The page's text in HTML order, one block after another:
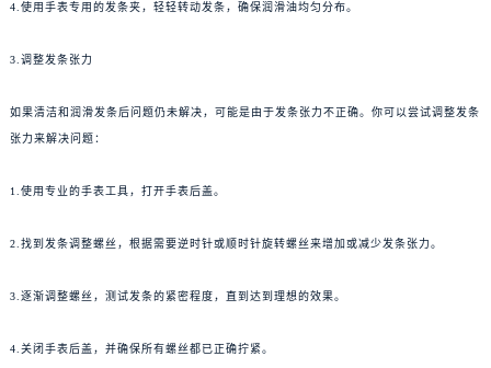
4.使用手表专用的发条夹，轻轻转动发条，确保润滑油均匀分布。
3.调整发条张力
如果清洁和润滑发条后问题仍未解决，可能是由于发条张力不正确。你可以尝试调整发条
张力来解决问题：
1.使用专业的手表工具，打开手表后盖。
2.找到发条调整螺丝，根据需要逆时针或顺时针旋转螺丝来增加或减少发条张力。
3.逐渐调整螺丝，测试发条的紧密程度，直到达到理想的效果。
4.关闭手表后盖，并确保所有螺丝都已正确拧紧。